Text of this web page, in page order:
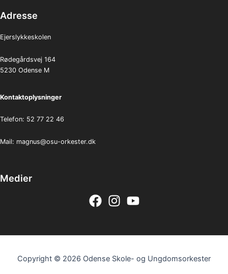
Adresse
Ejerslykkeskolen
Rødegårdsvej 164
5230 Odense M
Kontaktoplysninger
Telefon: 52 77 22 46
Mail: magnus@osu-orkester.dk
Medier
Copyright © 2026 Odense Skole- og Ungdomsorkester